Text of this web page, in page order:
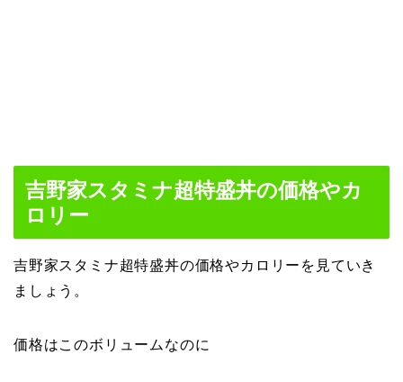
吉野家スタミナ超特盛丼の価格やカ
ロリー
吉野家スタミナ超特盛丼の価格やカロリーを見ていき
ましょう。
価格はこのボリュームなのに